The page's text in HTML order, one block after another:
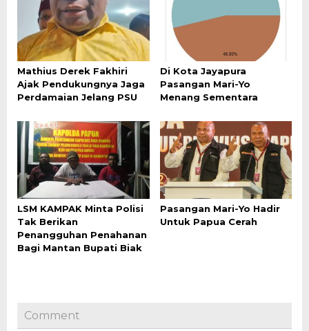
Mathius Derek Fakhiri
Ajak Pendukungnya Jaga
Perdamaian Jelang PSU
Di Kota Jayapura
Pasangan Mari-Yo
Menang Sementara
LSM KAMPAK Minta Polisi
Tak Berikan
Penangguhan Penahanan
Bagi Mantan Bupati Biak
Pasangan Mari-Yo Hadir
Untuk Papua Cerah
Comment